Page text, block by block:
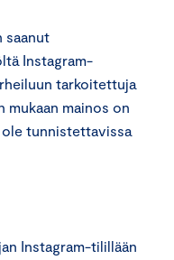
saanut
Instagram-
tarkoitettuja
mukaan mainos on
ole tunnistettavissa
Instagram-tilillään